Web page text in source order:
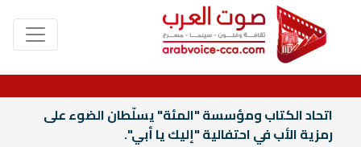
اتحاد الكتاب ومؤسسة "المئة" يسلّطان الضوء على
رمزية الأب في احتفالية "إليك يا أبي".